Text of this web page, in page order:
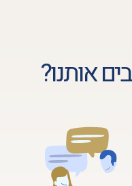
אותנו?